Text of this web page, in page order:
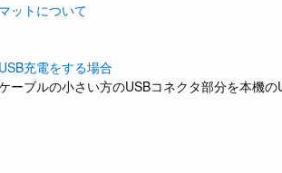
ットについて
充電をする場合
ーブルの小さい方のUSBコネクタ部分を本機